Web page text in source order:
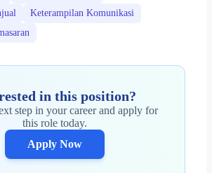
Keterampilan Komunikasi
in this position?
step in your career and apply for
this role today.
Apply Now